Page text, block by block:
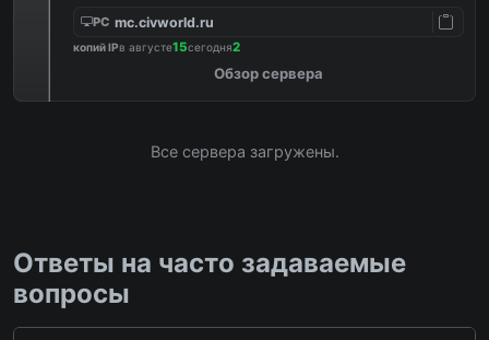
PC mc.civworld.ru
копий IPв августе15сегодня2
Обзор сервера
Все сервера загружены.
Ответы на часто задаваемые
вопросы